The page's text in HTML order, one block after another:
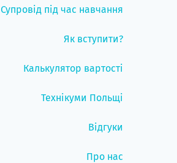
Супровід під час навчання
Як вступити?
Калькулятор вартості
Технікуми Польщі
Відгуки
Про нас